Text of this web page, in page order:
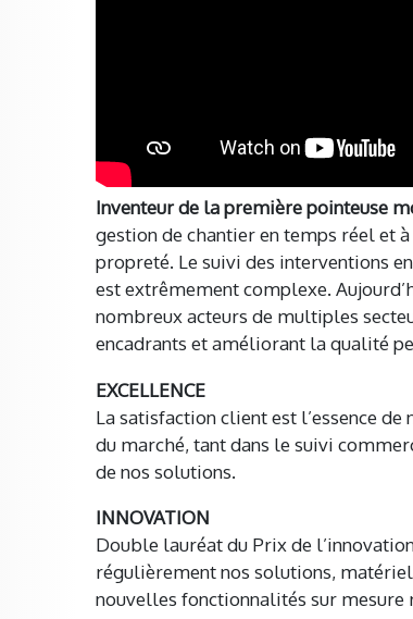
Inventeur de la première pointeuse
gestion de chantier en temps réel et
propreté. Le suivi des interventions
est extrêmement complexe.
nombreux acteurs de multiples
encadrants et améliorant la qualité
EXCELLENCE
La satisfaction client est l’essence
du marché, tant dans le suivi
de nos solutions.
INNOVATION
Double lauréat du Prix de
régulièrement nos solutions,
nouvelles fonctionnalités sur mesure